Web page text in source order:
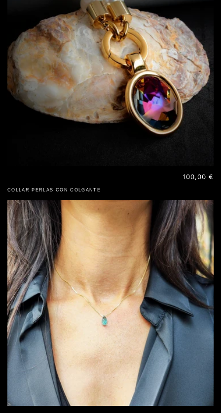
COLLAR PERLAS CON COLGANTE
Precio
100,00 €